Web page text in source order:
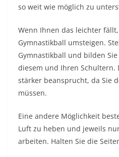
so weit wie möglich zu
Wenn Ihnen das leichter
Gymnastikball umsteigen.
Gymnastikball und bilden
diesem und Ihren
stärker beansprucht, da Sie
müssen.
Eine andere Möglichkeit
Luft zu heben und jeweils
arbeiten. Halten Sie die